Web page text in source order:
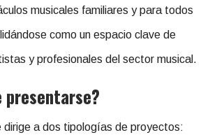
musicales familiares y para todos
como un espacio clave de
y profesionales del sector musical.
presentarse?
dirige a dos tipologías de proyectos: